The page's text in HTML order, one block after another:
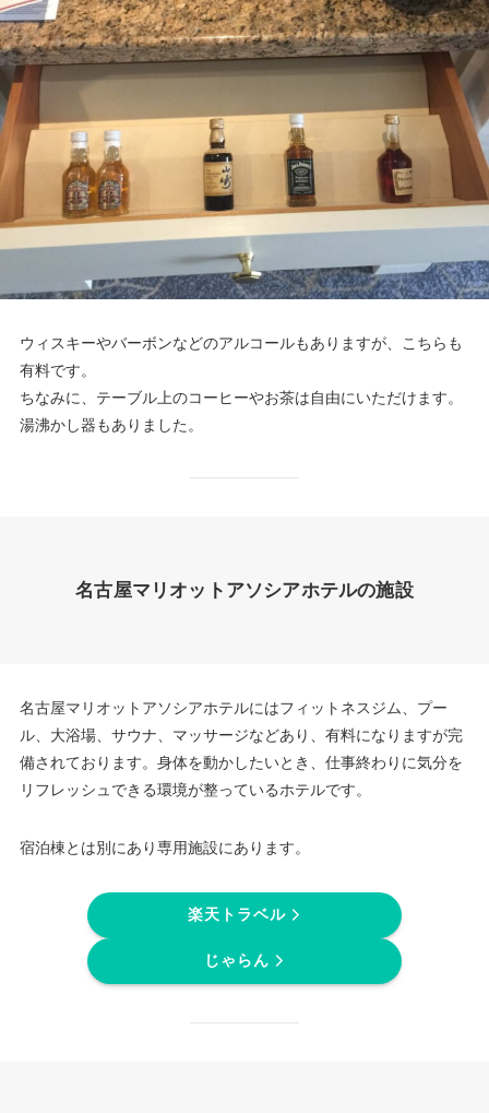
ウィスキーやバーボンなどのアルコールもありますが、こちらも
有料です。
ちなみに、テーブル上のコーヒーやお茶は自由にいただけます。
湯沸かし器もありました。
名古屋マリオットアソシアホテルの施設
名古屋マリオットアソシアホテルにはフィットネスジム、プー
ル、大浴場、サウナ、マッサージなどあり、有料になりますが完
備されております。身体を動かしたいとき、仕事終わりに気分を
リフレッシュできる環境が整っているホテルです。
宿泊棟とは別にあり専用施設にあります。
楽天トラベル
じゃらん